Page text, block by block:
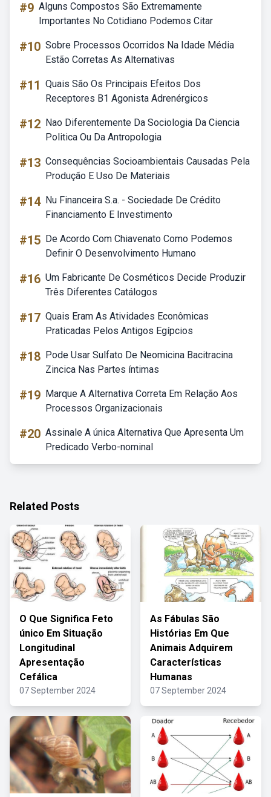
#9 Alguns Compostos São Extremamente
Importantes No Cotidiano Podemos Citar
#10 Sobre Processos Ocorridos Na Idade Média
Estão Corretas As Alternativas
#11 Quais São Os Principais Efeitos Dos
Receptores B1 Agonista Adrenérgicos
#12 Nao Diferentemente Da Sociologia Da Ciencia
Politica Ou Da Antropologia
#13 Consequências Socioambientais Causadas Pela
Produção E Uso De Materiais
#14 Nu Financeira S.a. - Sociedade De Crédito
Financiamento E Investimento
#15 De Acordo Com Chiavenato Como Podemos
Definir O Desenvolvimento Humano
#16 Um Fabricante De Cosméticos Decide Produzir
Três Diferentes Catálogos
#17 Quais Eram As Atividades Econômicas
Praticadas Pelos Antigos Egípcios
#18 Pode Usar Sulfato De Neomicina Bacitracina
Zincica Nas Partes íntimas
#19 Marque A Alternativa Correta Em Relação Aos
Processos Organizacionais
#20 Assinale A única Alternativa Que Apresenta Um
Predicado Verbo-nominal
Related Posts
O Que Significa Feto
único Em Situação
Longitudinal
Apresentação
Cefálica
07 September 2024
As Fábulas São
Histórias Em Que
Animais Adquirem
Características
Humanas
07 September 2024